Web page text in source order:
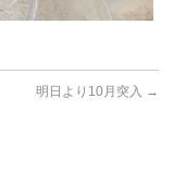
明日より10月突入 →